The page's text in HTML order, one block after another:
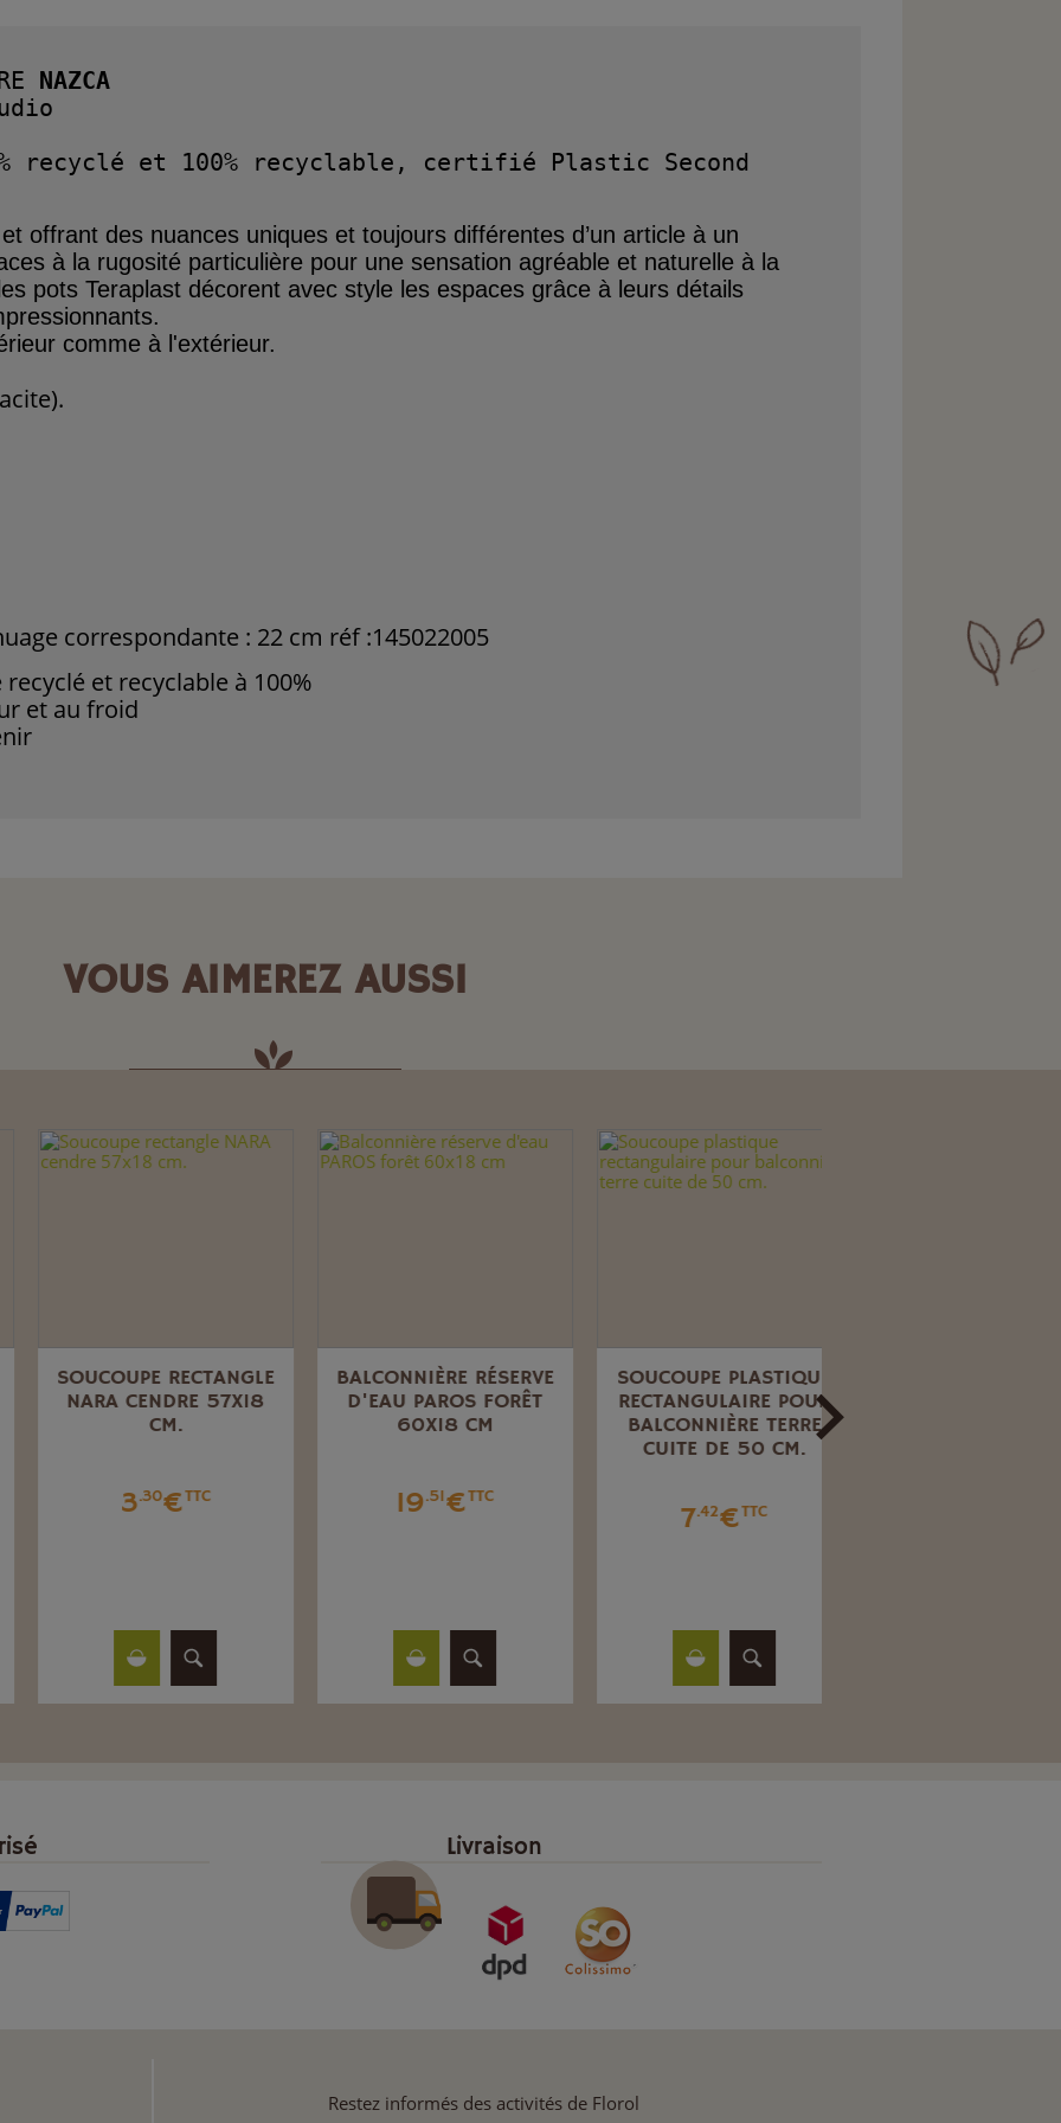
NAZCA
recyclé et 100% recyclable, certifié Plastic Second
et offrant des nuances uniques et toujours différentes d’un article à un
à la rugosité particulière pour une sensation agréable et naturelle à la
pots Teraplast décorent avec style les espaces grâce à leurs détails
comme à l'extérieur.
correspondante : 22 cm réf :145022005
et recyclable à 100%
et au froid
VOUS AIMEREZ AUSSI
SOUCOUPE RECTANGLE
NARA CENDRE 57X18
.30€TTC
BALCONNIÈRE RÉSERVE
D'EAU PAROS FORÊT
60X18 CM
.51€TTC
SOUCOUPE PLASTIQUE
RECTANGULAIRE POUR
BALCONNIÈRE TERRE
CUITE DE 50 CM.
.42€TTC
Livraison
Restez informés des activités de Florol